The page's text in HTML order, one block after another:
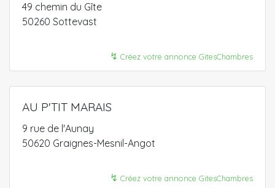
49 chemin du Gîte
50260 Sottevast
↯ Créez votre annonce GitesChambres
AU P'TIT MARAIS
9 rue de l'Aunay
50620 Graignes-Mesnil-Angot
↯ Créez votre annonce GitesChambres